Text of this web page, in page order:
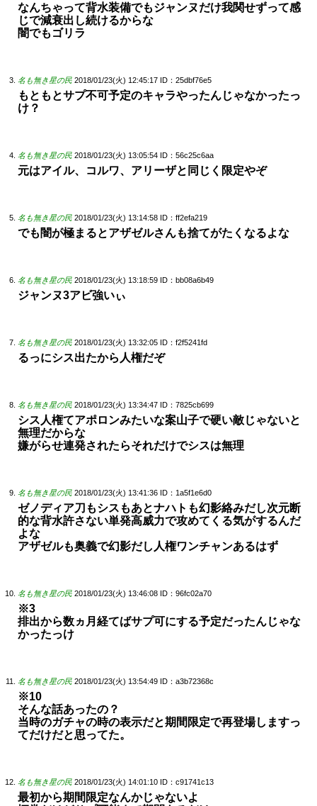
なんちゃって背水装備でもジャンヌだけ我関せずって感
じで減衰出し続けるからな
闇でもゴリラ
名も無き星の民 2018/01/23(火) 12:45:17 ID：25dbf76e5
もともとサプ不可予定のキャラやったんじゃなかったっ
け？
名も無き星の民 2018/01/23(火) 13:05:54 ID：56c25c6aa
元はアイル、コルワ、アリーザと同じく限定やぞ
名も無き星の民 2018/01/23(火) 13:14:58 ID：ff2efa219
でも闇が極まるとアザゼルさんも捨てがたくなるよな
名も無き星の民 2018/01/23(火) 13:18:59 ID：bb08a6b49
ジャンヌ3アビ強いぃ
名も無き星の民 2018/01/23(火) 13:32:05 ID：f2f5241fd
るっにシス出たから人権だぞ
名も無き星の民 2018/01/23(火) 13:34:47 ID：7825cb699
シス人権てアポロンみたいな案山子で硬い敵じゃないと
無理だからな
嫌がらせ連発されたらそれだけでシスは無理
名も無き星の民 2018/01/23(火) 13:41:36 ID：1a5f1e6d0
ゼノディア刀もシスもあとナハトも幻影絡みだし次元断
的な背水許さない単発高威力で攻めてくる気がするんだ
よな
アザゼルも奥義で幻影だし人権ワンチャンあるはず
名も無き星の民 2018/01/23(火) 13:46:08 ID：96fc02a70
※3
排出から数ヵ月経てばサプ可にする予定だったんじゃな
かったっけ
名も無き星の民 2018/01/23(火) 13:54:49 ID：a3b72368c
※10
そんな話あったの？
当時のガチャの時の表示だと期間限定で再登場しますっ
てだけだと思ってた。
名も無き星の民 2018/01/23(火) 14:01:10 ID：c91741c13
最初から期間限定なんかじゃないよ